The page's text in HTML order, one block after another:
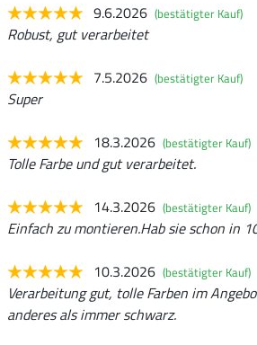
9.6.2026 (bestätigter Kauf)
Robust, gut verarbeitet
7.5.2026 (bestätigter Kauf)
Super
18.3.2026 (bestätigter Kauf)
Tolle Farbe und gut verarbeitet.
14.3.2026 (bestätigter Kauf)
Einfach zu montieren.Hab sie schon in
10.3.2026 (bestätigter Kauf)
Verarbeitung gut, tolle Farben im
anderes als immer schwarz.